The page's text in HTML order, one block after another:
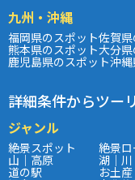
九州・沖縄
福岡県のスポット佐賀
熊本県のスポット大分
鹿児島県のスポット沖
詳細条件からツー
ジャンル
絶景スポット 絶景ロ
山｜高原 湖｜
道の駅 お土産